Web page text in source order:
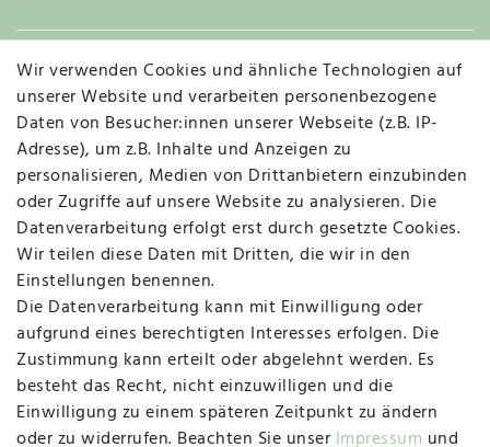
Widerruf
Vertrag widerrufen Kontakt
MAPALI VOR ORT
Herzogstraße 10
47533 Kleve
Montag, Dienstag, Donnerstag, Freitag
09:00 Uhr bis 13:00 Uhr
Wir verwenden Cookies und ähnliche Technologien auf
unserer Website und verarbeiten personenbezogene
Daten von Besucher:innen unserer Webseite (z.B. IP-
Adresse), um z.B. Inhalte und Anzeigen zu
personalisieren, Medien von Drittanbietern einzubinden
oder Zugriffe auf unsere Website zu analysieren. Die
Datenverarbeitung erfolgt erst durch gesetzte Cookies.
Wir teilen diese Daten mit Dritten, die wir in den
Einstellungen benennen.
Die Datenverarbeitung kann mit Einwilligung oder
aufgrund eines berechtigten Interesses erfolgen. Die
Zustimmung kann erteilt oder abgelehnt werden. Es
besteht das Recht, nicht einzuwilligen und die
Einwilligung zu einem späteren Zeitpunkt zu ändern
oder zu widerrufen. Beachten Sie unser Impressum und